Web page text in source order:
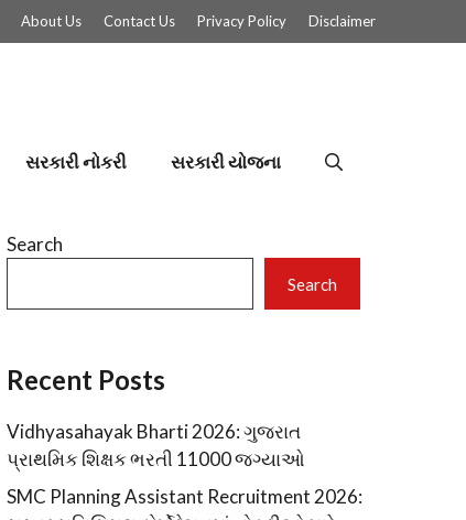
About Us Contact Us Privacy Policy Disclaimer
સરકારી નોકરી સરકારી યોજના
Search
Search
Recent Posts
Vidhyasahayak Bharti 2026: ગુજરાત
પ્રાથમિક શિક્ષક ભરતી 11000 જગ્યાઓ
SMC Planning Assistant Recruitment 2026: